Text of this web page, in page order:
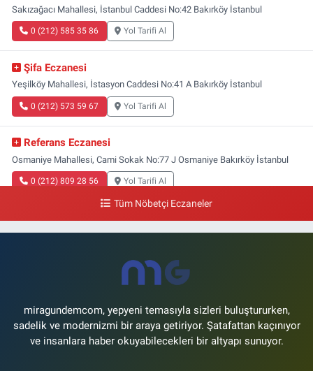
Sakızağacı Mahallesi, İstanbul Caddesi No:42 Bakırköy İstanbul
0 (212) 585 35 86 Yol Tarifi Al
Şifa Eczanesi
Yeşilköy Mahallesi, İstasyon Caddesi No:41 A Bakırköy İstanbul
0 (212) 573 59 67 Yol Tarifi Al
Referans Eczanesi
Osmaniye Mahallesi, Cami Sokak No:77 J Osmaniye Bakırköy İstanbul
0 (212) 809 28 56 Yol Tarifi Al
Bayraktar Eczanesi
Şenlikköy Mahallesi, Harman Sokak No:43 4B Florya Bakırköy İstanbul
Tüm Nöbetçi Eczaneler
miragundemcom, yepyeni temasıyla sizleri buluştururken,
sadelik ve modernizmi bir araya getiriyor. Şatafattan kaçınıyor
ve insanlara haber okuyabilecekleri bir altyapı sunuyor.